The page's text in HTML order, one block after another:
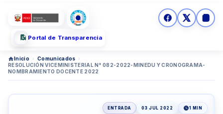
Portal de Transparencia
Inicio › Comunicados ›
RESOLUCIÓN VICEMINISTERIAL N° 082-2022-MINEDU Y CRONOGRAMA-
NOMBRAMIENTO DOCENTE 2022
ENTRADA 03 JUL 2022 1 MIN